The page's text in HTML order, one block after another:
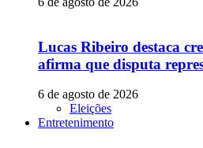
Lucas Ribeiro destaca
afirma que disputa
6 de agosto de 2026
Eleições
Entretenimento